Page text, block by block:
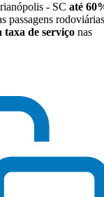
- SC até
passagens
taxa de serviço nas